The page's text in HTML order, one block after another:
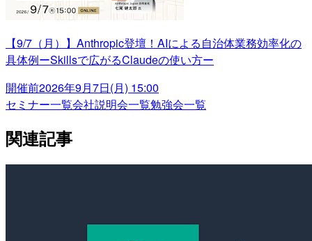
【9/7（月）】Anthropic登壇！AIによる自治体業務効率化の
具体例ーSkillsで広がるClaudeの使い方ー
開催前2026年9月7日(月) 15:00
セミナー一覧会社説明会一覧勉強会一覧
関連記事